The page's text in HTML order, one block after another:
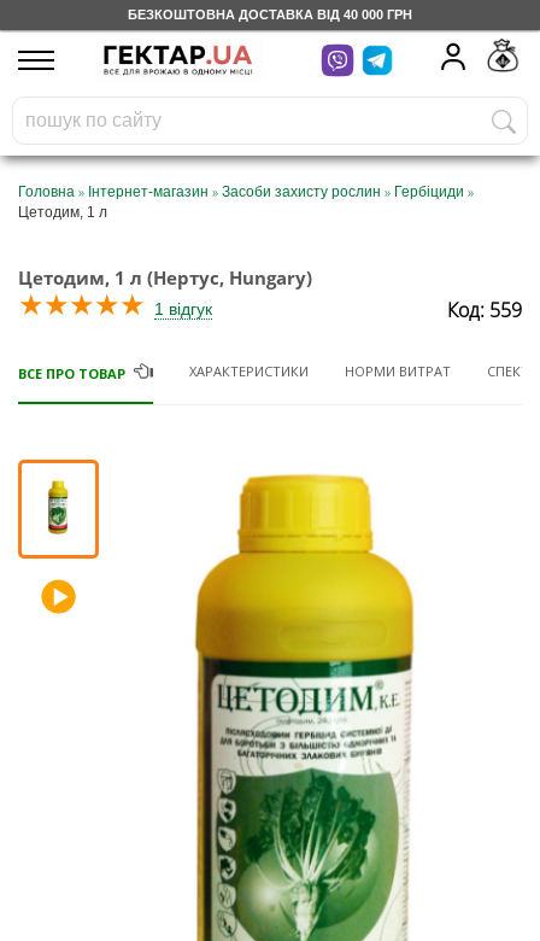
БЕЗКОШТОВНА ДОСТАВКА ВІД 40 000 ГРН
UA
На вашому
бонусному рахунку
грн
Безкоштовно по Україні
Категорії
Щоденник
Відгуки
Кошик
Головна » Інтернет-магазин » Засоби захисту рослин » Гербіциди »
Цетодим, 1 л
Цетодим, 1 л (Нертус, Hungary)
★★★★★ 1 відгук Код: 559
ВСЕ ПРО ТОВАР ХАРАКТЕРИСТИКИ НОРМИ ВИТРАТ СПЕКТР